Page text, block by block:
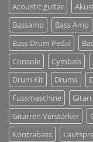
Acoustic guitar
Bassamp
Bass Amp
Bass Drum Pedal
Console
Cymbals
Drum Kit
Drums
Fussmaschine
Gitarren Verstärker
Kontrabass